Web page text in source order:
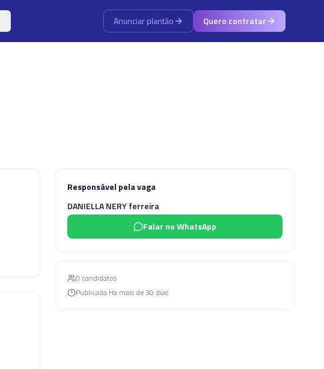
Anunciar plantão Quero contratar
Responsável pela vaga
DANIELLA NERY ferreira
Falar no WhatsApp
0 candidatos
Publicada Ha mais de 30 dias